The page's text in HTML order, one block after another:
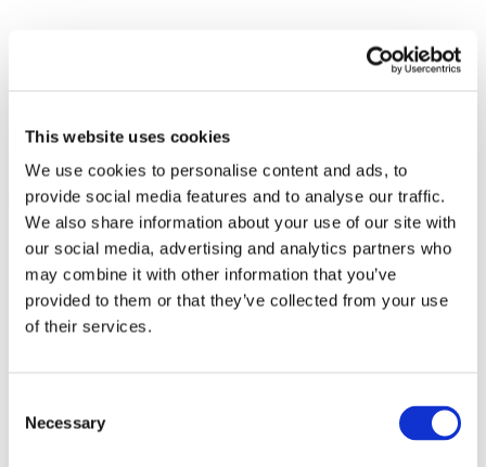
This website uses cookies
We use cookies to personalise content and ads, to
provide social media features and to analyse our traffic.
We also share information about your use of our site with
our social media, advertising and analytics partners who
may combine it with other information that you’ve
provided to them or that they’ve collected from your use
of their services.
Selection
Necessary